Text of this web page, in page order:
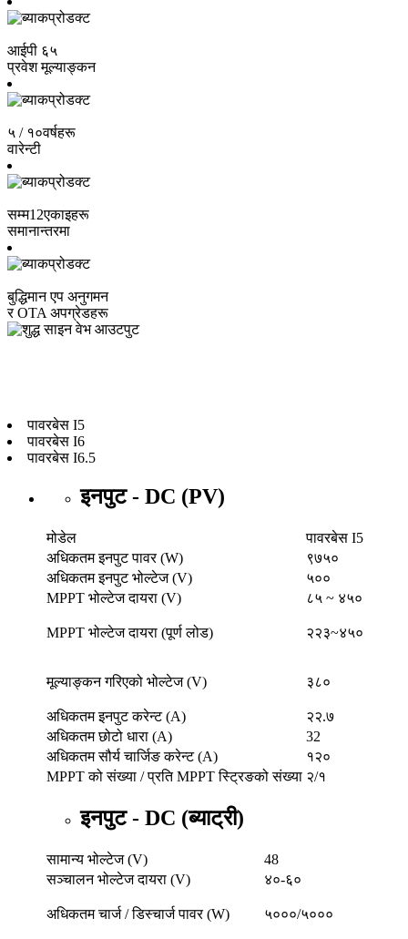
आईपी ​​६५
प्रवेश मूल्याङ्कन
५ / १०वर्षहरू
वारेन्टी
सम्म12एकाइहरू
समानान्तरमा
बुद्धिमान एप अनुगमन
र OTA अपग्रेडहरू
पावरबेस I5
पावरबेस I6
पावरबेस I6.5
इनपुट - DC (PV)
मोडेल
पावरबेस I5
अधिकतम इनपुट पावर (W)
९७५०
अधिकतम इनपुट भोल्टेज (V)
५००
MPPT भोल्टेज दायरा (V)
८५ ~ ४५०
MPPT भोल्टेज दायरा (पूर्ण लोड) २२३~४५०
मूल्याङ्कन गरिएको भोल्टेज (V) ३८०
अधिकतम इनपुट करेन्ट (A)
२२.७
अधिकतम छोटो धारा (A)
32
अधिकतम सौर्य चार्जिङ करेन्ट (A)
१२०
MPPT को संख्या / प्रति MPPT स्ट्रिङको संख्या २/१
इनपुट - DC (ब्याट्री)
सामान्य भोल्टेज (V)
48
सञ्चालन भोल्टेज दायरा (V)
४०-६०
अधिकतम चार्ज / डिस्चार्ज पावर (W) ५०००/५०००